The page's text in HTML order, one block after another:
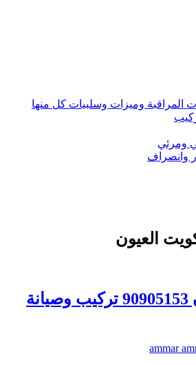
المراقبة وميزات وسلبيات كل منها
ومرئي
وانصراف
العيون
فني بدالة العيون 90905153 تركيب وصيانة
ammar